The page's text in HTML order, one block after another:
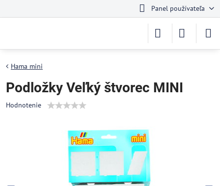
Panel používateľa
Hama mini
Podložky Veľký štvorec MINI
Hodnotenie